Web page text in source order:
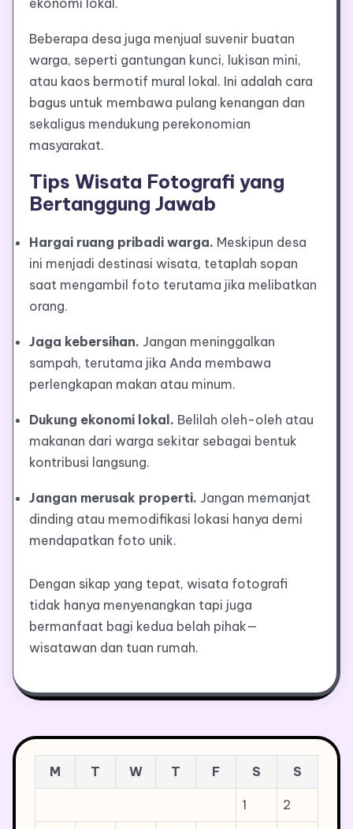
Beberapa desa juga menjual suvenir buatan
warga, seperti gantungan kunci, lukisan mini,
atau kaos bermotif mural lokal. Ini adalah cara
bagus untuk membawa pulang kenangan dan
sekaligus mendukung perekonomian
masyarakat.
Tips Wisata Fotografi yang
Bertanggung Jawab
Hargai ruang pribadi warga. Meskipun desa
ini menjadi destinasi wisata, tetaplah sopan
saat mengambil foto terutama jika melibatkan
orang.
Jaga kebersihan. Jangan meninggalkan
sampah, terutama jika Anda membawa
perlengkapan makan atau minum.
Dukung ekonomi lokal. Belilah oleh-oleh atau
makanan dari warga sekitar sebagai bentuk
kontribusi langsung.
Jangan merusak properti. Jangan memanjat
dinding atau memodifikasi lokasi hanya demi
mendapatkan foto unik.
Dengan sikap yang tepat, wisata fotografi
tidak hanya menyenangkan tapi juga
bermanfaat bagi kedua belah pihak—
wisatawan dan tuan rumah.
M T W T F S S
1 2